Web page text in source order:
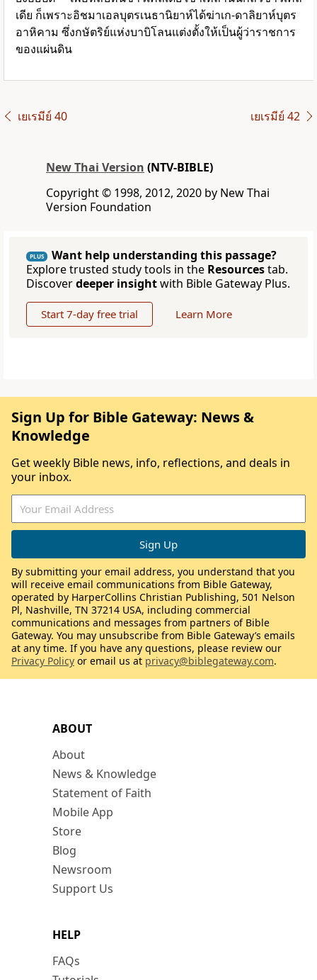
เดีย ก็เพราะอิชมาเอลบุตรเนธานิยาห์ได้ฆ่าเก-ดาลิยาห์บุตร
อาหิคาม ซึ่งกษัตริย์แห่งบาบิโลนแต่งตั้งให้เป็นผู้ว่าราชการ
ของแผ่นดิน
เยเรมีย์ 40 เยเรมีย์ 42
New Thai Version (NTV-BIBLE)
Copyright © 1998, 2012, 2020 by New Thai
Version Foundation
PLUS
Want help understanding this passage?
Explore trusted study tools in the Resourcestab.
Discoverdeeper insightwith Bible Gateway Plus.
Start 7-day free trial Learn More
ABOUT
About
News & Knowledge
Statement of Faith
Mobile App
Store
Blog
Newsroom
Support Us
HELP
FAQs
Sign Up for Bible Gateway: News &
Knowledge
Get weekly Bible news, info, reflections, and deals in
your inbox.
By submitting your email address, you understand that you
will receive email communications from Bible Gateway,
operated by HarperCollins Christian Publishing, 501 Nelson
Pl, Nashville, TN 37214 USA, including commercial
communications and messages from partners of Bible
Gateway. You may unsubscribe from Bible Gateway’s emails
at any time. If you have any questions, please review our
Privacy Policy or email us at privacy@biblegateway.com.